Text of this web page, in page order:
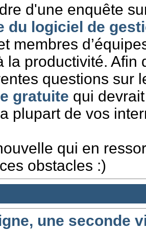
d'une enquête
du logiciel de
membres
la productivité.
questions sur
gratuite qui
plupart de vos
qui en
obstacles :)
une seconde